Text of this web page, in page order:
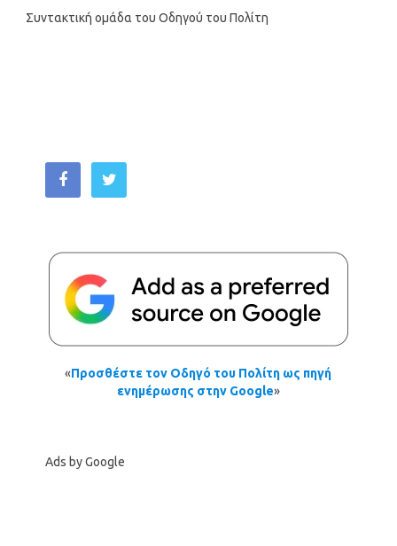
Συντακτική ομάδα του Οδηγού του Πολίτη
«Προσθέστε τον Οδηγό του Πολίτη ως πηγή
ενημέρωσης στην Google»
Ads by Google